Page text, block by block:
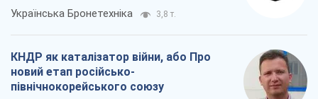
Українська Бронетехніка 3,8 т.
КНДР як каталізатор війни, або Про
новий етап російсько-
північнокорейського союзу